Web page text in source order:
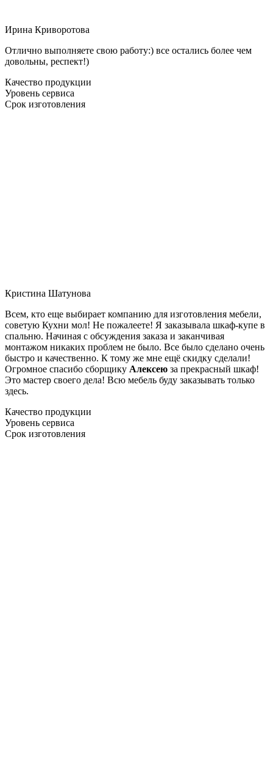
Ирина Криворотова
Отлично выполняете свою работу:) все остались более чем
довольны, респект!)
Качество продукции
Уровень сервиса
Срок изготовления
Кристина Шатунова
Всем, кто еще выбирает компанию для изготовления мебели,
советую Кухни мол! Не пожалеете! Я заказывала шкаф-купе в
спальню. Начиная с обсуждения заказа и заканчивая
монтажом никаких проблем не было. Все было сделано очень
быстро и качественно. К тому же мне ещё скидку сделали!
Огромное спасибо сборщику Алексею за прекрасный шкаф!
Это мастер своего дела! Всю мебель буду заказывать только
здесь.
Качество продукции
Уровень сервиса
Срок изготовления